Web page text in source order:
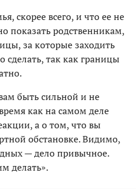
скорее всего, и что ее не
показать родственникам,
за которые заходить
так как границы
быть сильной и не
как на самом деле
а о том, что вы
обстановке. Видимо,
— дело привычное.
делать».